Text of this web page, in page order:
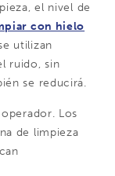
el nivel de
con hielo
utilizan
ruido, sin
se reducirá.
Los
de limpieza